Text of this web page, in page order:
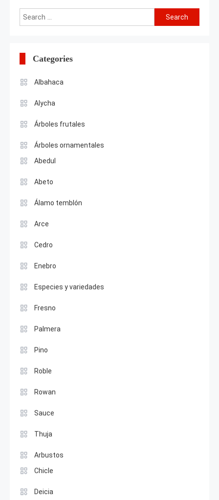
Search
for:
Categories
Albahaca
Alycha
Árboles frutales
Árboles ornamentales
Abedul
Abeto
Álamo temblón
Arce
Cedro
Enebro
Especies y variedades
Fresno
Palmera
Pino
Roble
Rowan
Sauce
Thuja
Arbustos
Chicle
Deicia